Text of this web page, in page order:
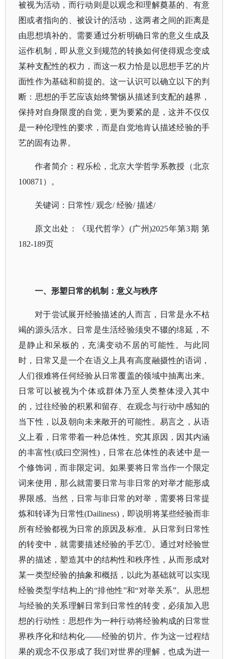
被视为活动，而行动则是以观念和理解奠基的、有意
图或者指向的、被设计的活动，这两者之间的距离是
由思想填补的。需要通过分析明确日常的意义生成及
运作机制，即从意义到规范的转换如何使得观念变成
某种支配性的权力，而这一权力恰是以思想手艺的片
面性作为基础和前提的。这一认识可以确立以下的判
断：思想的手艺应该始终警惕从描述到支配的越界，
保持对自身限度的自觉，更为要紧的是，这并不仅仅
是一种伦理性的要求，而是自觉地肯认描述经验的手
艺的固有边界。
作者简介：程乐松，北京大学哲学系教授（北京
100871）。
关键词：日常性/ 观念/ 经验/ 描述/
原文出处：《现代哲学》 (广州)2025年第3期 第
182-189页
一、形塑日常的机制：意义与秩序
对于尝试展开经验描述的人而言，日常是永不枯
竭的源头活水。日常是生活经验须臾不辍的绵延，不
是静止和呆板的，充满变动不居的可能性。与此同
时，日常又是一个在语义上具有高度融摄性的语词，
人们很难将任何经验从日常覆盖的领域中抽离出来。
日常可以被视为个体或群体乃至人类整体浸入其中
的，过往经验的积累和留存、在观念与行动中感知的
当下性，以及朝向未来敞开的可能性。易言之，从语
义上看，日常带着一种总体性。究其原因，因其内涵
的丰富性(或曰空洞性)，日常在总体性的表述中是一
个修饰词，而非限定词。如果要将日常当作一个限定
词来使用，那么就需要日常与非日常的对举才能形成
界限感。当然，日常与非日常的对举，需要将日常提
炼和转译为日常性(Dailiness)，即说明将某些经验而非
所有经验都视为日常的原因及标准。从日常到日常性
的转变中，就需要描述经验的手艺①。通过对经验世
界的描述，塑造其中的结构性和秩序性，从而形成对
某一类型经验的抽象和概括，以此为基础就可以实现
经验类型学结构上的“排他性”和“对举关系”。从思想
与经验的关系理解日常到日常性的转变，必须加入思
想的行动性：思想作为一种行动将经验构成的日常世
界秩序化和结构化——经验的切片。作为这一过程结
果的观念不仅形成了我们对世界的理解，也成为进一